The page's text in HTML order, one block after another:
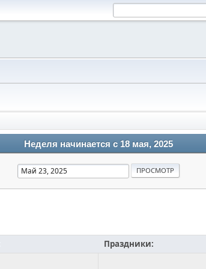
Неделя начинается с 18 мая, 2025
Праздники: